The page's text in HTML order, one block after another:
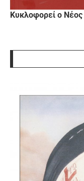
Κυκλοφορεί ο